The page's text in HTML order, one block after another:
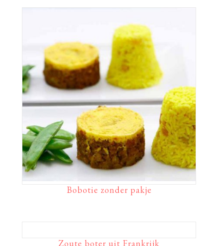
Bobotie zonder pakje
Zoute boter uit Frankrijk